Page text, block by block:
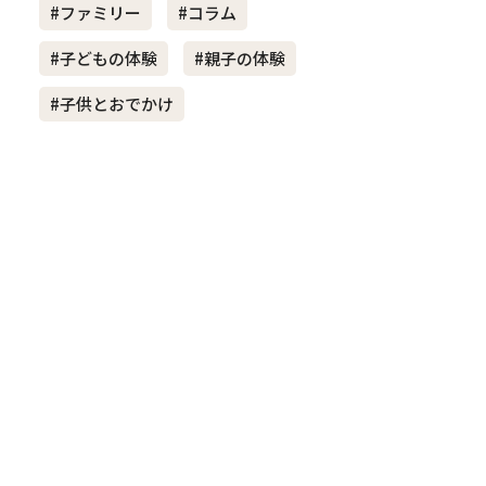
夫婦 #産休
#ファミリー
#コラム
#子どもの体験
#親子の体験
#子供とおでかけ